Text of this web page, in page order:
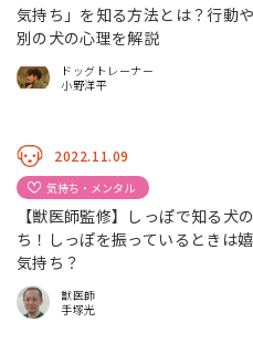
気持ち」を知る方法とは？行動
別の犬の心理を解説
ドッグトレーナー
小野洋平
2022.11.09
気持ち・メンタル
【獣医師監修】しっぽで知る犬
ち！しっぽを振っているときは
気持ち？
獣医師
手塚光